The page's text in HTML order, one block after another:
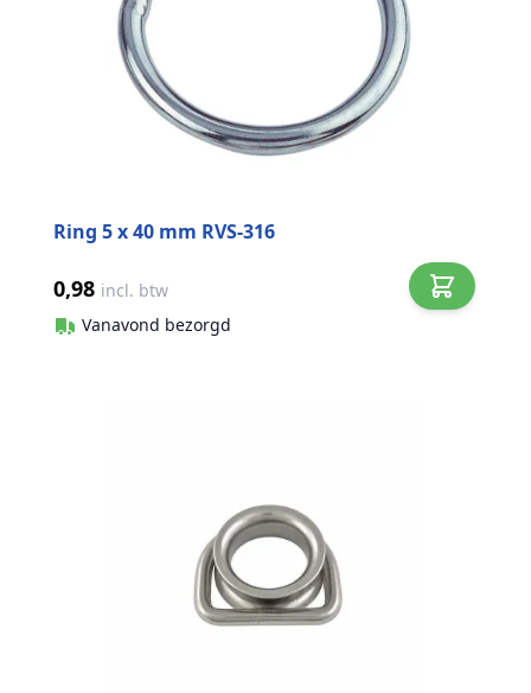
Ring 5 x 40 mm RVS-316
0,98 incl. btw
Vanavond bezorgd